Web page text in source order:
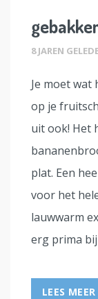
8 JAREN
Je moet wat
op je
uit ook! Het
plat. Een
voor het
lauwwarm
erg prima
LEES MEER